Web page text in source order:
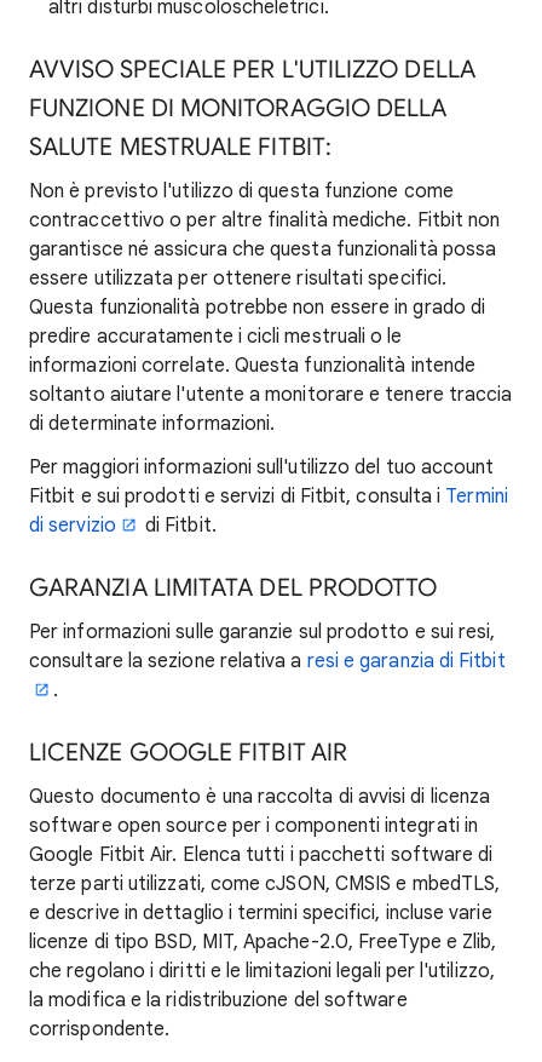
altri disturbi muscoloscheletrici.
AVVISO SPECIALE PER L'UTILIZZO DELLA
FUNZIONE DI MONITORAGGIO DELLA
SALUTE MESTRUALE FITBIT:
Non è previsto l'utilizzo di questa funzione come
contraccettivo o per altre finalità mediche. Fitbit non
garantisce né assicura che questa funzionalità possa
essere utilizzata per ottenere risultati specifici.
Questa funzionalità potrebbe non essere in grado di
predire accuratamente i cicli mestruali o le
informazioni correlate. Questa funzionalità intende
soltanto aiutare l'utente a monitorare e tenere traccia
di determinate informazioni.
Per maggiori informazioni sull'utilizzo del tuo account
Fitbit e sui prodotti e servizi di Fitbit, consulta i Termini
di servizio
di Fitbit.
GARANZIA LIMITATA DEL PRODOTTO
Per informazioni sulle garanzie sul prodotto e sui resi,
consultare la sezione relativa a resi e garanzia di Fitbit
.
LICENZE GOOGLE FITBIT AIR
Questo documento è una raccolta di avvisi di licenza
software open source per i componenti integrati in
Google Fitbit Air. Elenca tutti i pacchetti software di
terze parti utilizzati, come cJSON, CMSIS e mbedTLS,
e descrive in dettaglio i termini specifici, incluse varie
licenze di tipo BSD, MIT, Apache-2.0, FreeType e Zlib,
che regolano i diritti e le limitazioni legali per l'utilizzo,
la modifica e la ridistribuzione del software
corrispondente.